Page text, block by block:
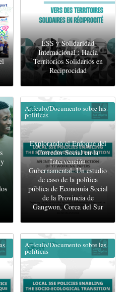
ESS y Solidaridad
Internacional : Hacia
Territorios Solidarios en
Reciprocidad
Artículo/Documento sobre las
políticas
Explorando el Enfoque del
Corredor Social en la
Intervención
Gubernamental: Un estudio
de caso de la política
pública de Economía Social
de la Provincia de
Gangwon, Corea del Sur
Artículo/Documento sobre las
políticas